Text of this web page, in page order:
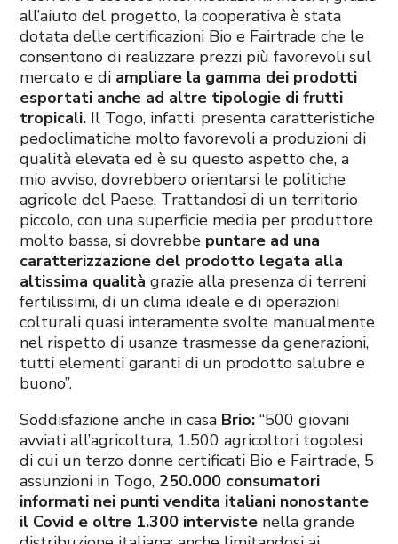
all’aiuto del progetto, la cooperativa è stata
dotata delle certificazioni Bio e Fairtrade che le
consentono di realizzare prezzi più favorevoli sul
mercato e di ampliare la gamma dei prodotti
esportati anche ad altre tipologie di frutti
tropicali. Il Togo, infatti, presenta caratteristiche
pedoclimatiche molto favorevoli a produzioni di
qualità elevata ed è su questo aspetto che, a
mio avviso, dovrebbero orientarsi le politiche
agricole del Paese. Trattandosi di un territorio
piccolo, con una superficie media per produttore
molto bassa, si dovrebbe puntare ad una
caratterizzazione del prodotto legata alla
altissima qualità grazie alla presenza di terreni
fertilissimi, di un clima ideale e di operazioni
colturali quasi interamente svolte manualmente
nel rispetto di usanze trasmesse da generazioni,
tutti elementi garanti di un prodotto salubre e
buono”.
Soddisfazione anche in casa Brio: “500 giovani
avviati all’agricoltura, 1.500 agricoltori togolesi
di cui un terzo donne certificati Bio e Fairtrade, 5
assunzioni in Togo, 250.000 consumatori
informati nei punti vendita italiani nonostante
il Covid e oltre 1.300 interviste nella grande